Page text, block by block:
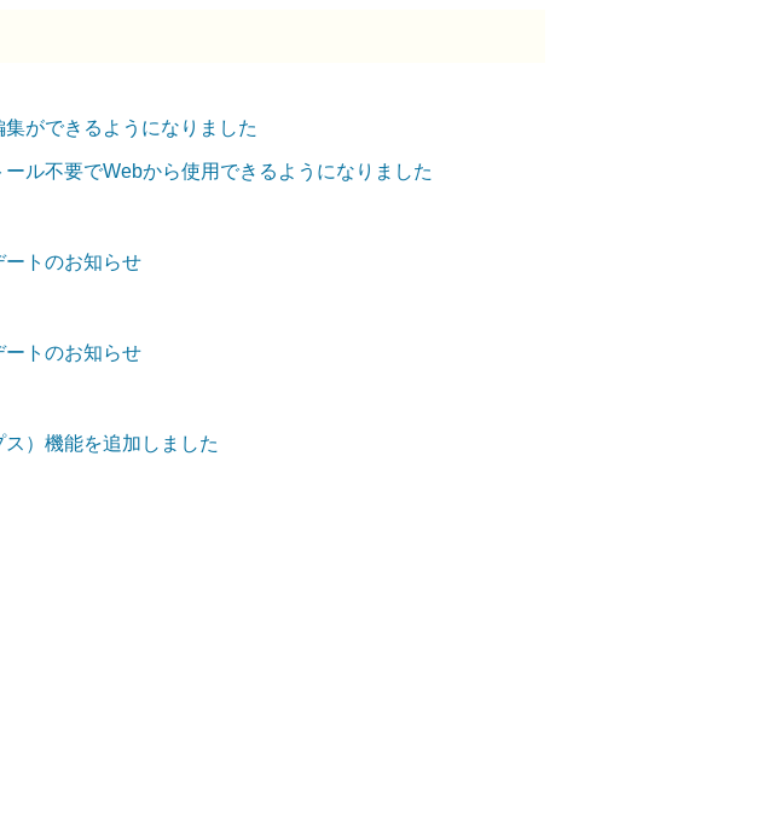
ができるようになりました
ル不要でWebから使用できるようになりました
ートのお知らせ
ートのお知らせ
）機能を追加しました